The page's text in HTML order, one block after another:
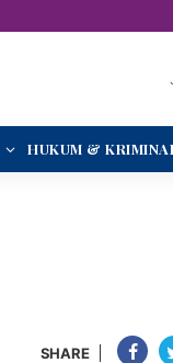
HUKUM &
SHARE